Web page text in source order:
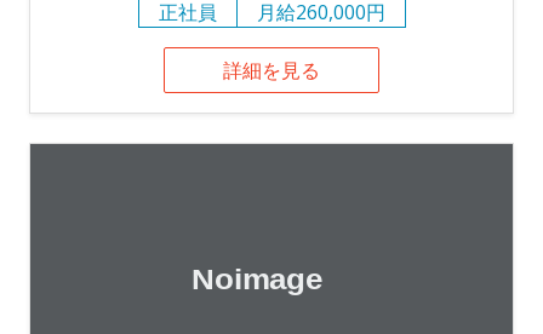
正社員
月給260,000円
詳細を見る